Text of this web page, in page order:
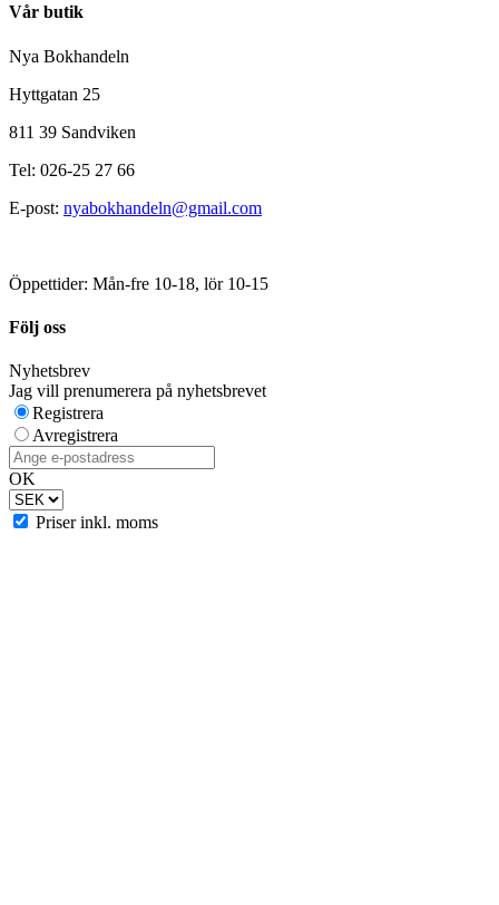
Vår butik
Nya Bokhandeln
Hyttgatan 25
811 39 Sandviken
Tel: 026-25 27 66
E-post: nyabokhandeln@gmail.com
Öppettider: Mån-fre 10-18, lör 10-15
Följ oss
Nyhetsbrev
Jag vill prenumerera på nyhetsbrevet
Registrera
Avregistrera
OK
Priser inkl. moms